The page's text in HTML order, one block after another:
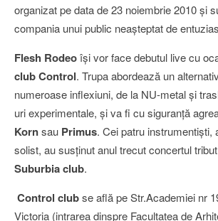
organizat pe data de 23 noiembrie 2010 şi
compania unui public neaşteptat de
Flesh Rodeoîşi vor face debutul live cu
club Control. Trupa abordează un
numeroase inflexiuni, de la NU-metal şi
uri experimentale, şi va fi cu siguranţă
Kornsau Primus. Cei patru instrumentişti,
solist, au susţinut anul trecut concertul tribut
Suburbia club.
Control clubse află pe Str.Academiei nr
Victoria (intrarea dinspre Facultatea de